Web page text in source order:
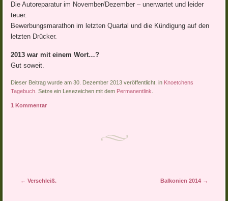
Die Autoreparatur im November/Dezember – unerwartet und leider
teuer.
Bewerbungsmarathon im letzten Quartal und die Kündigung auf den
letzten Drücker.
2013 war mit einem Wort…?
Gut soweit.
Dieser Beitrag wurde am 30. Dezember 2013 veröffentlicht, in Knoetchens
Tagebuch . Setze ein Lesezeichen mit dem Permanentlink
1 Kommentar
Artikel-Navigation
← Verschleiß. Balkonien 2014 →